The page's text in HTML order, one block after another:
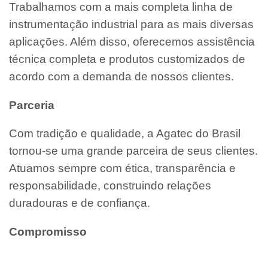
Trabalhamos com a mais completa linha de
instrumentação industrial para as mais diversas
aplicações. Além disso, oferecemos assistência
técnica completa e produtos customizados de
acordo com a demanda de nossos clientes.
Parceria
Com tradição e qualidade, a Agatec do Brasil
tornou-se uma grande parceira de seus clientes.
Atuamos sempre com ética, transparência e
responsabilidade, construindo relações
duradouras e de confiança.
Compromisso